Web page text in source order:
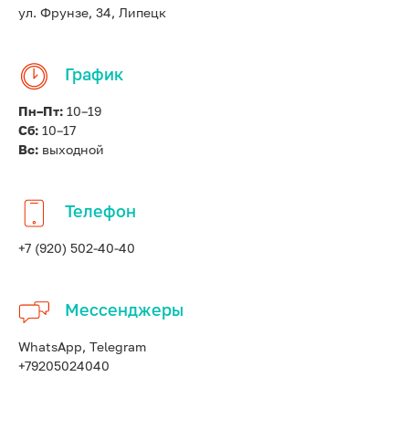
ул. Фрунзе, 34, Липецк
График
Пн–Пт: 10–19
Сб: 10–17
Вс: выходной
Телефон
+7 (920) 502-40-40
Мессенджеры
WhatsApp, Telegram
+79205024040